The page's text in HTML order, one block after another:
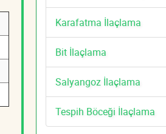
Karafatma İlaçlama
Bit İlaçlama
Salyangoz İlaçlama
Tespih Böceği İlaçlama